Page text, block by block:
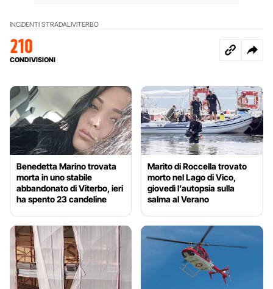
INCIDENTI STRADALIVITERBO
210
CONDIVISIONI
Benedetta Marino trovata
morta in uno stabile
abbandonato di Viterbo, ieri
ha spento 23 candeline
Marito di Roccella trovato
morto nel Lago di Vico,
giovedì l’autopsia sulla
salma al Verano